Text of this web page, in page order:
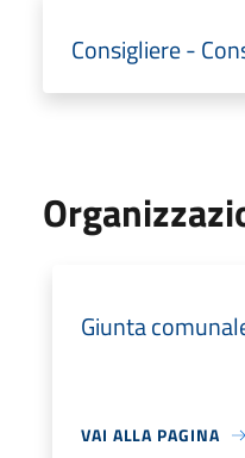
Consigliere -
Giunta
VAI ALLA PAGINA